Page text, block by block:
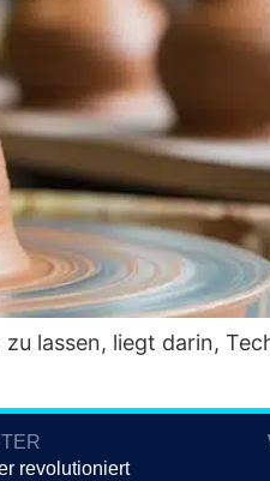
las­sen, liegt dar­in,
revolutioniert